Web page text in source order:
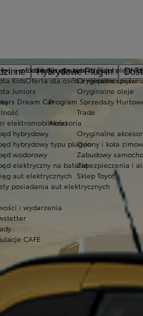
Hybrydowe Plug-in
Ekobonus dla hybryd Toyoty
Oferta dla osób z
i młodzieży
Kids
Juniors
Dream Car
elektromobilności
hybrydowy
hybrydowy typu plug-in
wodorowy
elektryczny na baterię
aut elektrycznych
posiadania aut elektrycznych
i wydarzenia
CAFE
Oryginalne części i oleje
Oryginalne części
Oryginalne oleje
Program Sprzedaży
Trade
Akcesoria
Oryginalne
Opony i koła
Zabudowy
Zabezpieczenia i
Sklep Toyoty